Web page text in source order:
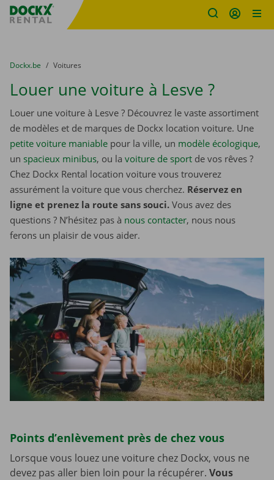
sitename
You are here:
du
Dockx.be to
Voitures
Louer une voiture à Lesve ?
Louer une voiture à Lesve ? Découvrez le vaste assortiment
de modèles et de marques de Dockx location voiture. Une
petite voiture maniable pour la ville, un modèle écologique,
un spacieux minibus, ou la voiture de sport de vos rêves ?
Chez Dockx Rental location voiture vous trouverez
assurément la voiture que vous cherchez. Réservez en
ligne et prenez la route sans souci. Vous avez des
questions ? N’hésitez pas à nous contacter, nous nous
ferons un plaisir de vous aider.
Points d’enlèvement près de chez vous
Lorsque vous louez une voiture chez Dockx, vous ne
devez pas aller bien loin pour la récupérer. Vous